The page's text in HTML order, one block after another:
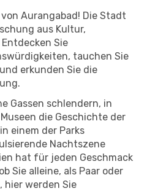
Aurangabad! Die Stadt
aus Kultur,
Sie
tauchen Sie
erkunden Sie die
Gassen schlendern, in
die Geschichte der
einem der Parks
Nachtszene
hat für jeden Geschmack
Sie alleine, als Paar oder
hier werden Sie